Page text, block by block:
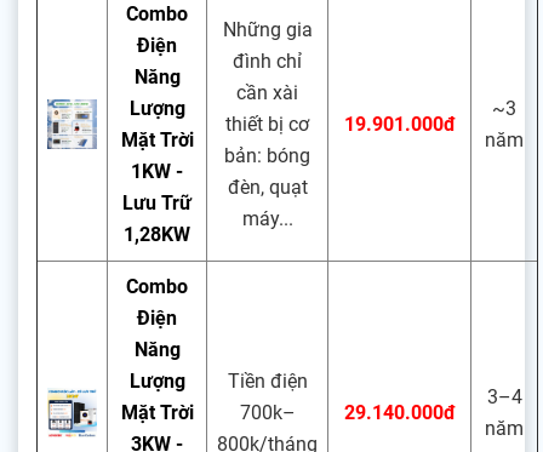
Combo
Điện
Năng
Lượng
Mặt Trời
1KW -
Lưu Trữ
1,28KW
Những gia
đình chỉ
cần xài
thiết bị cơ
bản: bóng
đèn, quạt
máy...
19.901.000đ
~3
năm
Combo
Điện
Năng
Lượng
Mặt Trời
3KW -
Tiền điện
700k–
800k/tháng
29.140.000đ
3–4
năm